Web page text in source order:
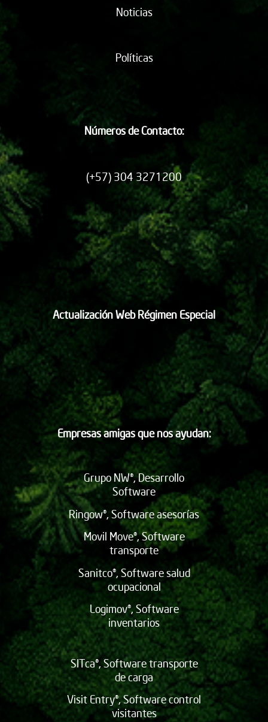
Noticias
Políticas
Números de Contacto:
(+57) 304 3271200
Actualización Web Régimen Especial
Empresas amigas que nos ayudan:
Grupo NW®, Desarrollo
Software
Ringow®, Software asesorías
Movil Move®, Software
transporte
Sanitco®, Software salud
ocupacional
Logimov®, Software
inventarios
SITca®, Software transporte
de carga
Visit Entry®, Software control
visitantes